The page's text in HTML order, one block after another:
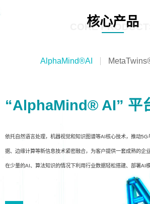
核心产品
CORE PRODUCTS
AlphaMind®AI
“AlphaMind® AI” 平
依托自然语言处理，机器视觉和知识图谱等AI核心技术，推动
据、边缘计算等新信息技术紧密融合，为客户提供一套成熟的企
在少量的AI、算法知识的情况下利用行业数据轻松搭建、部署AI